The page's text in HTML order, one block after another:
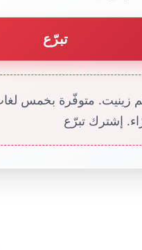
تبرّع
زينيت. متوفّرة بخمس
إشترك تبرّع